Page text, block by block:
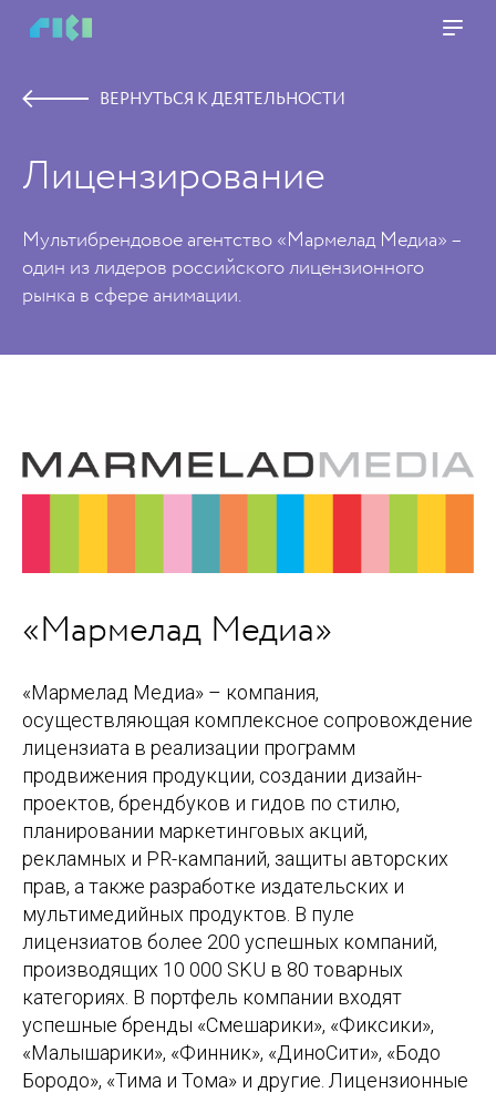
ВЕРНУТЬСЯ К ДЕЯТЕЛЬНОСТИ
Лицензирование
Мультибрендовое агентство «Мармелад Медиа» –
один из лидеров российского лицензионного
рынка в сфере анимации.
«Мармелад Медиа»
«Мармелад Медиа» – компания,
осуществляющая комплексное сопровождение
лицензиата в реализации программ
продвижения продукции, создании дизайн-
проектов, брендбуков и гидов по стилю,
планировании маркетинговых акций,
рекламных и PR-кампаний, защиты авторских
прав, а также разработке издательских и
мультимедийных продуктов. В пуле
лицензиатов более 200 успешных компаний,
производящих 10 000 SKU в 80 товарных
категориях. В портфель компании входят
успешные бренды «Смешарики», «Фиксики»,
«Малышарики», «Финник», «ДиноСити», «Бодо
Бородо», «Тима и Тома» и другие. Лицензионные